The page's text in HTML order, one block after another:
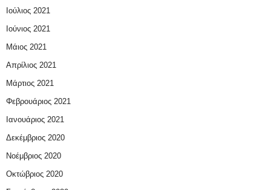
Ιούλιος 2021
Ιούνιος 2021
Μάιος 2021
Απρίλιος 2021
Μάρτιος 2021
Φεβρουάριος 2021
Ιανουάριος 2021
Δεκέμβριος 2020
Νοέμβριος 2020
Οκτώβριος 2020